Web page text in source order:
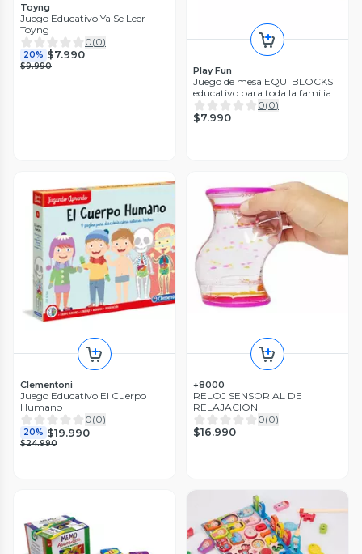
Toyng
Juego Educativo Ya Se Leer -
Toyng
0(0)
20% $7.990
$9.990 Play Fun
Juego de mesa EQUI BLOCKS
educativo para toda la familia
0(0)
$7.990
Clementoni
Juego Educativo El Cuerpo
Humano
0(0)
20% $19.990
$24.990
+8000
RELOJ SENSORIAL DE
RELAJACIÓN
0(0)
$16.990